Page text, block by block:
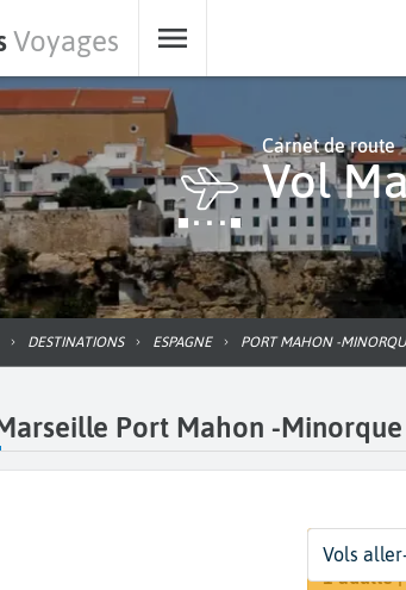
Voyages
Carnet de route
Vol
DESTINATIONS ESPAGNE PORT MAHON -
Port Mahon -
Départ
Marseille
Dates
Dates de
Voyageurs |
1 adulte |
Vols